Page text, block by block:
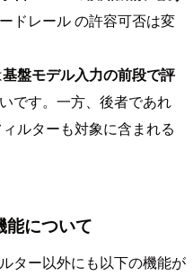
ドレール の許容可否は変
基盤モデル入力の前段で評
です。一方、後者であれ
ルターも対象に含まれる
能について
ター以外にも以下の機能が